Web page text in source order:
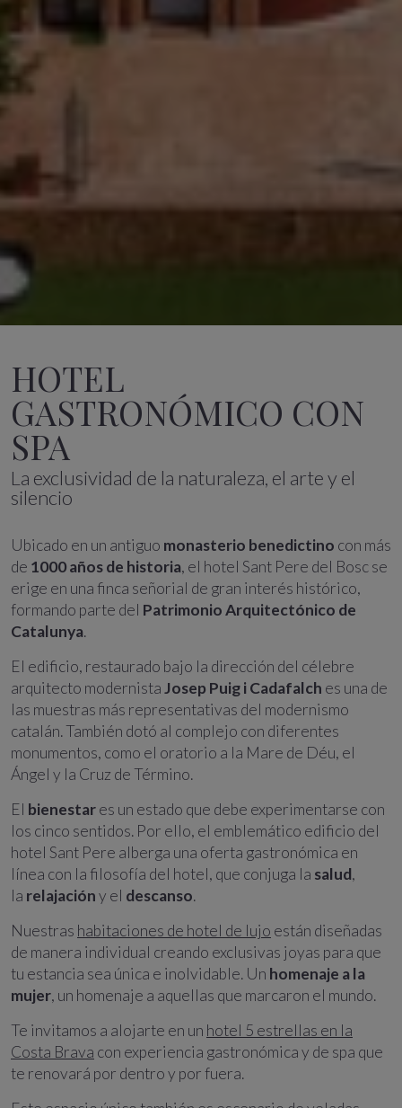
HOTEL
GASTRONÓMICO CON
SPA
La exclusividad de la naturaleza, el arte y el
silencio
Ubicado en un antiguo monasterio benedictino con más
de 1000 años de historia, el hotel Sant Pere del Bosc se
erige en una finca señorial de gran interés histórico,
formando parte del Patrimonio Arquitectónico de
Catalunya.
El edificio, restaurado bajo la dirección del célebre
arquitecto modernistaJosep Puig i Cadafalch es una de
las muestras más representativas del modernismo
catalán. También dotó al complejo con diferentes
monumentos, como el oratorio a la Mare de Déu, el
Ángel y la Cruz de Término.
El bienestares un estado que debe experimentarse con
los cinco sentidos. Por ello, el emblemático edificio del
hotel Sant Pere alberga una oferta gastronómica en
línea con la filosofía del hotel, que conjuga la salud,
la relajacióny el descanso.
Nuestras habitaciones de hotel de lujo están diseñadas
de manera individual creando exclusivas joyas para que
tu estancia sea única e inolvidable. Un homenaje a la
mujer, un homenaje a aquellas que marcaron el mundo.
Te invitamos a alojarte en un hotel 5 estrellas en la
Costa Brava con experiencia gastronómica y de spa que
te renovará por dentro y por fuera.